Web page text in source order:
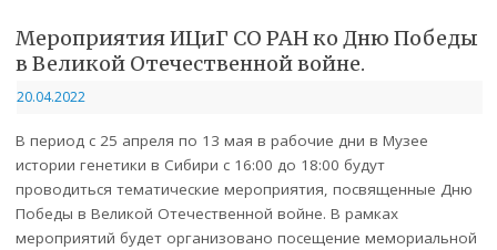
Мероприятия ИЦиГ СО РАН ко Дню Победы
в Великой Отечественной войне.
20.04.2022
В период с 25 апреля по 13 мая в рабочие дни в Музее
истории генетики в Сибири с 16:00 до 18:00 будут
проводиться тематические мероприятия, посвященные Дню
Победы в Великой Отечественной войне. В рамках
мероприятий будет организовано посещение мемориальной